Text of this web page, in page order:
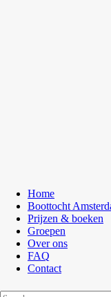
Home
Boottocht
Prijzen & boeken
Groepen
Over ons
FAQ
Contact